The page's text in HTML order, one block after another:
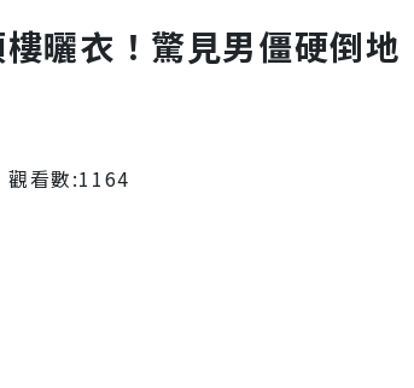
曬衣！驚見男僵硬倒地
觀看數:1164